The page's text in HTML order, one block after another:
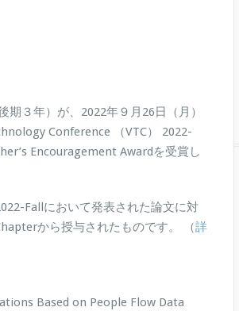
３年）が、2022年９月26日（月）
Conference （VTC） 2022-
Encouragement Awardを受賞し
Fallにおいて発表された論文に対
から授与されたものです。 （詳
Based on People Flow Data